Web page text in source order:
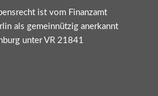
ist vom Finanzamt
als gemeinnützig anerkannt
unter VR 21841